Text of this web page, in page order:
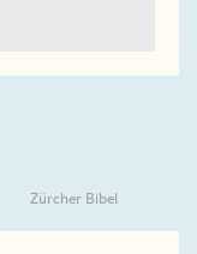
Zürcher Bibel